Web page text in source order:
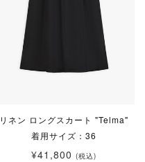
リネン ロングスカート "Telma"
着用サイズ：36
¥41,800 (税込)